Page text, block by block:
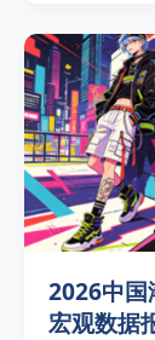
（Chiplet）
2026中国
宏观数据